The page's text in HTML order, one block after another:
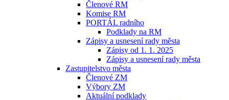
Členové RM
Komise RM
PORTÁL radního
Podklady na RM
Zápisy a usnesení rady města
Zápisy od 1. 1. 2025
Zápisy a usnesení rady města
Zastupitelstvo města
Členové ZM
Výbory ZM
Aktuální podklady